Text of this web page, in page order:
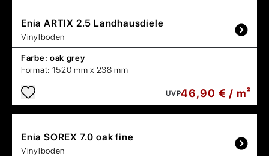
Enia ARTIX 2.5 Landhausdiele
Vinylboden
Farbe: oak grey
Format: 1520 mm x 238 mm
UVP46,90 € / m²
Enia SOREX 7.0 oak fine
Vinylboden